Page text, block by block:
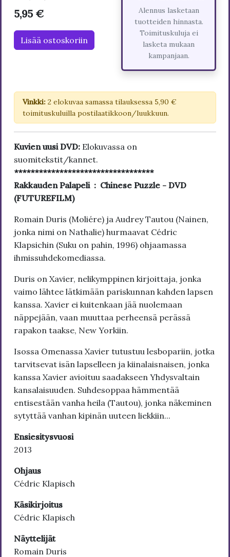
5,95 €
Lisää ostoskoriin
Alennus lasketaan
tuotteiden hinnasta.
Toimituskuluja ei
lasketa mukaan
kampanjaan.
Vinkki: 2 elokuvaa samassa tilauksessa 5,90 €
toimituskuluilla postilaatikkoon/luukkuun.
Kuvien uusi DVD: Elokuvassa on
suomitekstit/kannet.
**********************************
Rakkauden Palapeli : Chinese Puzzle - DVD
(FUTUREFILM)
Romain Duris (Moliére) ja Audrey Tautou (Nainen,
jonka nimi on Nathalie) hurmaavat Cédric
Klapsichin (Suku on pahin, 1996) ohjaamassa
ihmissuhdekomediassa.
Duris on Xavier, nelikymppinen kirjoittaja, jonka
vaimo lähtee lätkimään pariskunnan kahden lapsen
kanssa. Xavier ei kuitenkaan jää nuolemaan
näppejään, vaan muuttaa perheensä perässä
rapakon taakse, New Yorkiin.
Isossa Omenassa Xavier tutustuu lesbopariin, jotka
tarvitsevat isän lapselleen ja kiinalaisnaisen, jonka
kanssa Xavier avioituu saadakseen Yhdysvaltain
kansalaisuuden. Suhdesoppaa hämmentää
entisestään vanha heila (Tautou), jonka näkeminen
sytyttää vanhan kipinän uuteen liekkiin...
Ensiesitysvuosi
2013
Ohjaus
Cédric Klapisch
Käsikirjoitus
Cédric Klapisch
Näyttelijät
Romain Duris